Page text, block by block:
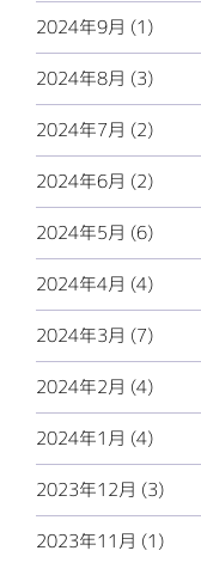
2024年9月 (1)
2024年8月 (3)
2024年7月 (2)
2024年6月 (2)
2024年5月 (6)
2024年4月 (4)
2024年3月 (7)
2024年2月 (4)
2024年1月 (4)
2023年12月 (3)
2023年11月 (1)